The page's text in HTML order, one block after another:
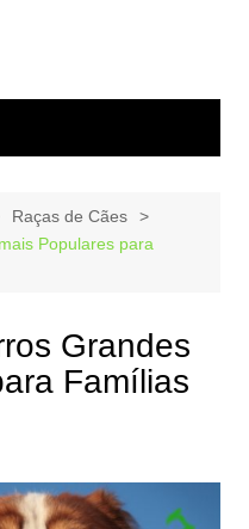
Raças de Cães
Populares para
Grandes
Famílias